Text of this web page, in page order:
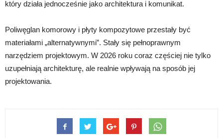
który działa jednocześnie jako architektura i komunikat.
Poliwęglan komorowy i płyty kompozytowe przestały być
materiałami „alternatywnymi”. Stały się pełnoprawnym
narzędziem projektowym. W 2026 roku coraz częściej nie tylko
uzupełniają architekturę, ale realnie wpływają na sposób jej
projektowania.